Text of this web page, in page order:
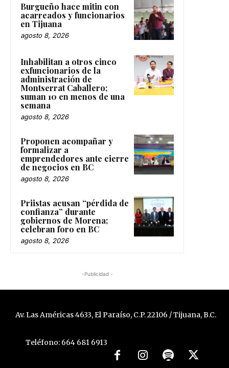
Burgueño hace mitin con
acarreados y funcionarios
en Tijuana
agosto 8, 2026
Inhabilitan a otros cinco
exfuncionarios de la
administración de
Montserrat Caballero;
suman 10 en menos de una
semana
agosto 8, 2026
Proponen acompañar y
formalizar a
emprendedores ante cierre
de negocios en BC
agosto 8, 2026
Priistas acusan “pérdida de
confianza” durante
gobiernos de Morena;
celebran foro en BC
agosto 8, 2026
-Publicidad -
Av. Las Américas 4633, El Paraíso, C.P. 22106 / Tijuana, B.C.
Teléfono: 664 681 6913